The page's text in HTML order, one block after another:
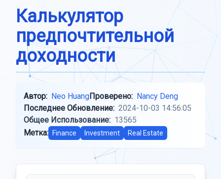
Калькулятор
предпочтительной
доходности
Автор: Neo HuangПроверено: Nancy Deng
Последнее Обновление: 2024-10-03 14:56:05
Общее Использование: 13565
Метка:
Finance Investment Real Estate